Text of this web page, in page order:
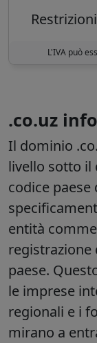
Restrizioni
L'IVA può
.co.uz
Il dominio
livello sotto il
codice
entità
registrazione
paese.
le imprese
regionali e i
mirano a